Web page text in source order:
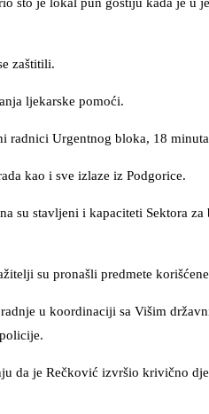
što je lokal pun gostiju kada je u
zaštitili.
ljekarske pomoći.
radnici Urgentnog bloka, 18
kao i sve izlaze iz Podgorice.
su stavljeni i kapaciteti Sektora
su pronašli predmete
u koordinaciji sa Višim
da je Rečković izvršio krivično